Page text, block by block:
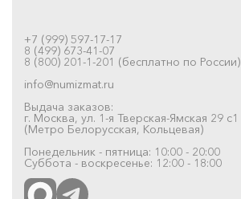
+7 (999) 597-17-17
8 (499) 673-41-07
8 (800) 201-1-201 (бесплатно по России)
info@numizmat.ru
Выдача заказов:
г. Москва, ул. 1-я Тверская-Ямская 29 с1
(Метро Белорусская, Кольцевая)
Понедельник - пятница: 10:00 - 20:00
Суббота - воскресенье: 12:00 - 18:00